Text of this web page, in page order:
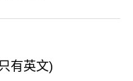
有英文)